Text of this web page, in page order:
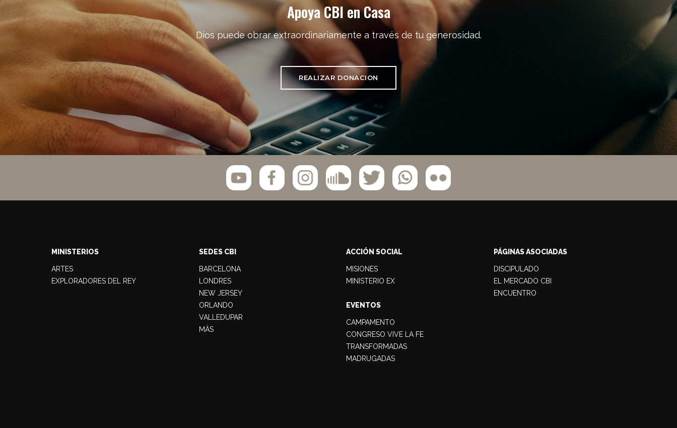
Apoya CBI en Casa
Dios puede obrar extraordinariamente a través de tu generosidad.
REALIZAR DONACION
MINISTERIOS
ARTES
EXPLORADORES DEL REY
SEDES CBI
BARCELONA
LONDRES
NEW JERSEY
ORLANDO
VALLEDUPAR
MÁS
ACCIÓN SOCIAL
MISIONES
MINISTERIO EX
EVENTOS
CAMPAMENTO
CONGRESO VIVE LA FE
TRANSFORMADAS
MADRUGADAS
PÁGINAS ASOCIADAS
DISCIPULADO
EL MERCADO CBI
ENCUENTRO